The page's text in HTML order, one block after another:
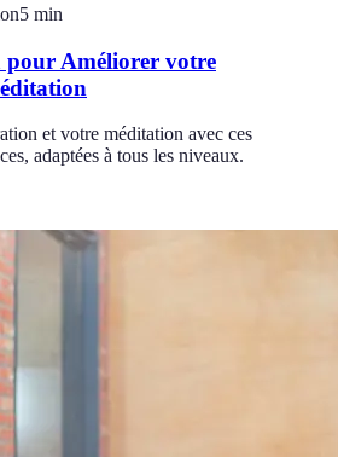
5 min
pour Améliorer votre
et votre méditation avec ces
adaptées à tous les niveaux.